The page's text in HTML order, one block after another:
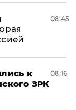
08:45
к
ЗРК
08:16